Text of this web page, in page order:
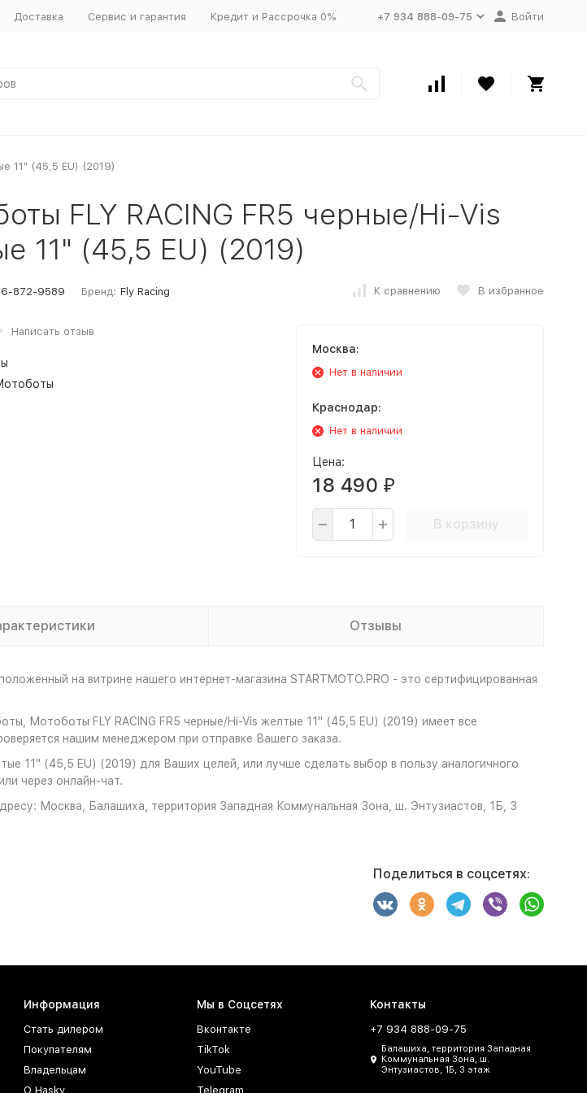
Доставка Сервис и гарантия Кредит и Рассрочка 0% +7 934 888-09-75 Войти
11" (45,5 EU) (2019)
FLY RACING FR5 черные/Hi-Vis
11" (45,5 EU) (2019)
872-9589 Бренд: Fly Racing К сравнению В избранное
Написать отзыв
Москва:
Нет в наличии
Краснодар:
Нет в наличии
Цена:
18 490 ₽
В корзину
Отзывы
на витрине нашего интернет-магазина STARTMOTO.PRO - это сертифицированная
Мотоботы FLY RACING FR5 черные/Hi-Vis желтые 11" (45,5 EU) (2019) имеет все
нашим менеджером при отправке Вашего заказа.
11" (45,5 EU) (2019) для Ваших целей, или лучше сделать выбор в пользу аналогичного
через онлайн-чат.
Москва, Балашиха, территория Западная Коммунальная Зона, ш. Энтузиастов, 1Б, 3
Поделиться в соцсетях:
Информация
Стать дилером
Покупателям
Владельцам
О Hasky
Мы в Соцсетях
Вконтакте
TikTok
YouTube
Telegram
Контакты
+7 934 888-09-75
Балашиха, территория Западная
Коммунальная Зона, ш.
Энтузиастов, 1Б, 3 этаж